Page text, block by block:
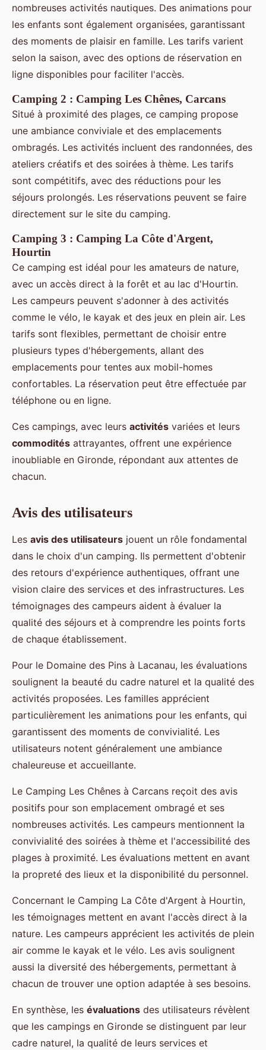
nombreuses activités nautiques. Des animations pour
les enfants sont également organisées, garantissant
des moments de plaisir en famille. Les tarifs varient
selon la saison, avec des options de réservation en
ligne disponibles pour faciliter l'accès.
Camping 2 : Camping Les Chênes, Carcans
Situé à proximité des plages, ce camping propose
une ambiance conviviale et des emplacements
ombragés. Les activités incluent des randonnées, des
ateliers créatifs et des soirées à thème. Les tarifs
sont compétitifs, avec des réductions pour les
séjours prolongés. Les réservations peuvent se faire
directement sur le site du camping.
Camping 3 : Camping La Côte d'Argent,
Hourtin
Ce camping est idéal pour les amateurs de nature,
avec un accès direct à la forêt et au lac d'Hourtin.
Les campeurs peuvent s'adonner à des activités
comme le vélo, le kayak et des jeux en plein air. Les
tarifs sont flexibles, permettant de choisir entre
plusieurs types d'hébergements, allant des
emplacements pour tentes aux mobil-homes
confortables. La réservation peut être effectuée par
téléphone ou en ligne.
Ces campings, avec leurs activités variées et leurs
commodités attrayantes, offrent une expérience
inoubliable en Gironde, répondant aux attentes de
chacun.
Avis des utilisateurs
Les avis des utilisateurs jouent un rôle fondamental
dans le choix d'un camping. Ils permettent d'obtenir
des retours d'expérience authentiques, offrant une
vision claire des services et des infrastructures. Les
témoignages des campeurs aident à évaluer la
qualité des séjours et à comprendre les points forts
de chaque établissement.
Pour le Domaine des Pins à Lacanau, les évaluations
soulignent la beauté du cadre naturel et la qualité des
activités proposées. Les familles apprécient
particulièrement les animations pour les enfants, qui
garantissent des moments de convivialité. Les
utilisateurs notent généralement une ambiance
chaleureuse et accueillante.
Le Camping Les Chênes à Carcans reçoit des avis
positifs pour son emplacement ombragé et ses
nombreuses activités. Les campeurs mentionnent la
convivialité des soirées à thème et l'accessibilité des
plages à proximité. Les évaluations mettent en avant
la propreté des lieux et la disponibilité du personnel.
Concernant le Camping La Côte d'Argent à Hourtin,
les témoignages mettent en avant l'accès direct à la
nature. Les campeurs apprécient les activités de plein
air comme le kayak et le vélo. Les avis soulignent
aussi la diversité des hébergements, permettant à
chacun de trouver une option adaptée à ses besoins.
En synthèse, les évaluations des utilisateurs révèlent
que les campings en Gironde se distinguent par leur
cadre naturel, la qualité de leurs services et